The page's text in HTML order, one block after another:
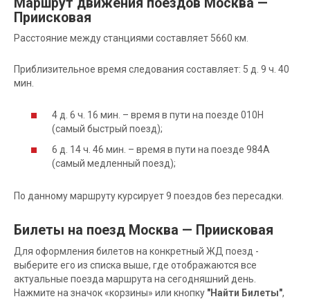
Приисковая
Расстояние между станциями составляет 5660 км.
Приблизительное время следования составляет: 5 д. 9 ч. 40
мин.
4 д. 6 ч. 16 мин. – время в пути на поезде 010Н
(самый быстрый поезд);
6 д. 14 ч. 46 мин. – время в пути на поезде 984А
(самый медленный поезд);
По данному маршруту курсирует 9 поездов без пересадки.
Билеты на поезд Москва — Приисковая
Для оформления билетов на конкретный ЖД поезд -
выберите его из списка выше, где отображаются все
актуальные поезда маршрута на сегодняшний день.
Нажмите на значок «корзины» или кнопку "Найти Билеты",